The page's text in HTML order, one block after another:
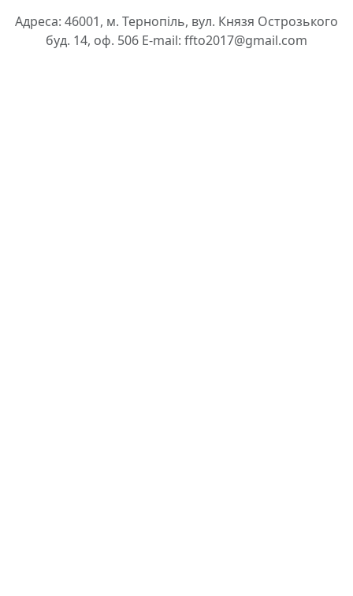
Адреса: 46001, м. Тернопіль, вул. Князя Острозького
буд. 14, оф. 506 E-mail: ffto2017@gmail.com